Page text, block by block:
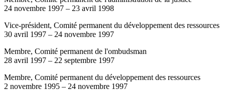
24 novembre 1997 – 23 avril 1998
Vice-président, Comité permanent du développement des ressources
30 avril 1997 – 24 novembre 1997
Membre, Comité permanent de l'ombudsman
28 avril 1997 – 22 septembre 1997
Membre, Comité permanent du développement des ressources
2 novembre 1995 – 24 novembre 1997